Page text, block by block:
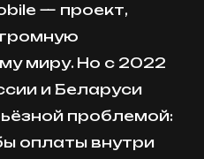
— проект,
миру. Но с 2022
и Беларуси
проблемой:
оплаты внутри